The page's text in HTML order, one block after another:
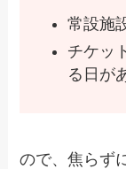
常設施
チケッ
る日が
ので、焦らず